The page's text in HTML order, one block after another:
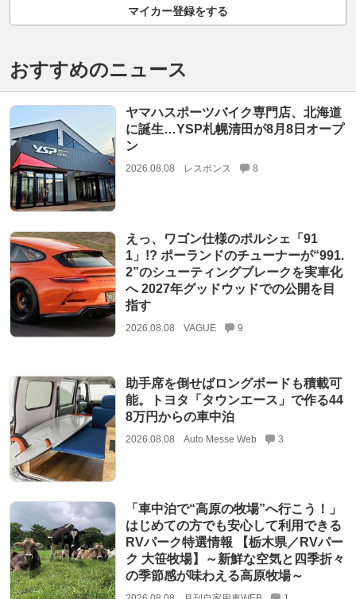
マイカー登録をする
おすすめのニュース
ヤマハスポーツバイク専門店、北海道
に誕生…YSP札幌清田が8月8日オープ
ン
2026.08.08 レスポンス 8
えっ、ワゴン仕様のポルシェ「91
1」!? ポーランドのチューナーが“991.
2”のシューティングブレークを実車化
へ 2027年グッドウッドでの公開を目
指す
2026.08.08 VAGUE 9
助手席を倒せばロングボードも積載可
能。トヨタ「タウンエース」で作る44
8万円からの車中泊
2026.08.08 Auto Messe Web 3
「車中泊で“高原の牧場”へ行こう！」
はじめての方でも安心して利用できる
RVパーク特選情報 【栃木県／RVパー
ク 大笹牧場】～新鮮な空気と四季折々
の季節感が味わえる高原牧場～